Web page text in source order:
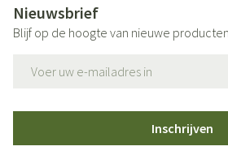
Nieuwsbrief
Blijf op de hoogte van nieuwe
Inschrijven